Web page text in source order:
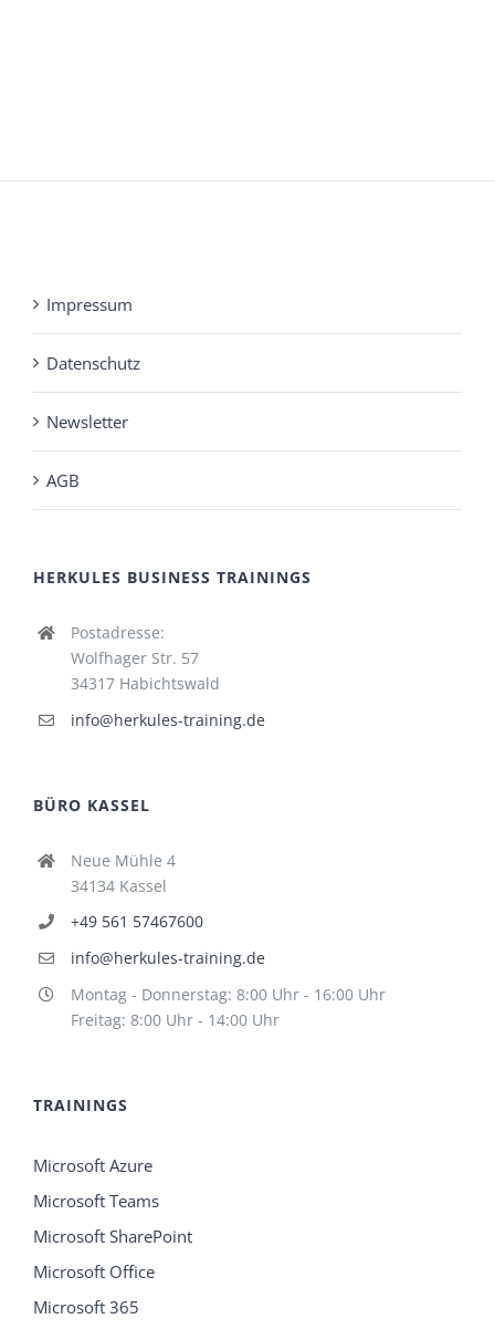
Impressum
Datenschutz
Newsletter
AGB
HERKULES BUSINESS TRAININGS
Postadresse:
Wolfhager Str. 57
34317 Habichtswald
info@herkules-training.de
BÜRO KASSEL
Neue Mühle 4
34134 Kassel
+49 561 57467600
info@herkules-training.de
Montag - Donnerstag: 8:00 Uhr - 16:00 Uhr
Freitag: 8:00 Uhr - 14:00 Uhr
TRAININGS
Microsoft Azure
Microsoft Teams
Microsoft SharePoint
Microsoft Office
Microsoft 365